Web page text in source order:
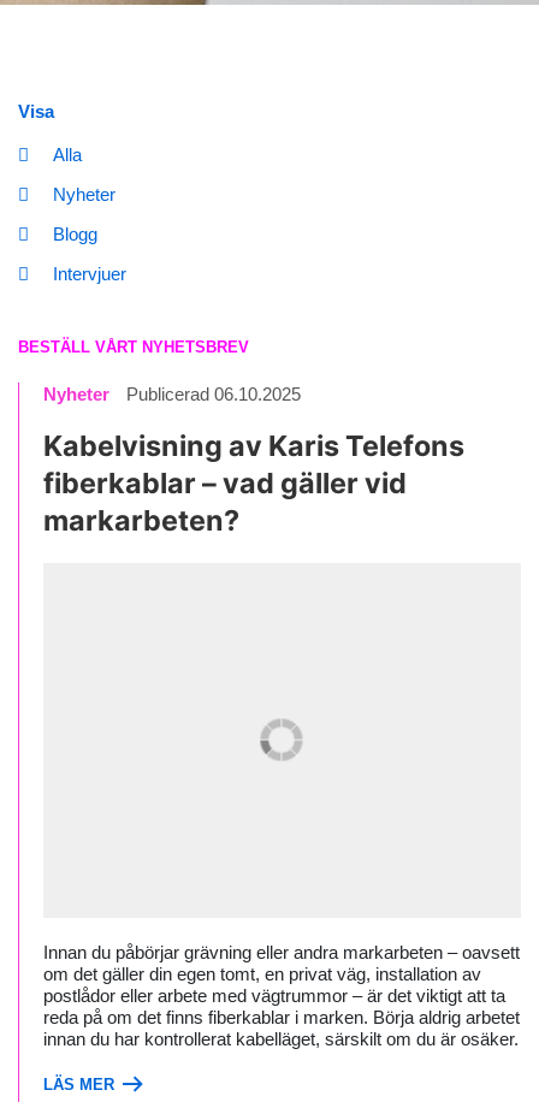
Visa
Alla
Nyheter
Blogg
Intervjuer
BESTÄLL VÅRT NYHETSBREV
Nyheter Publicerad 06.10.2025
Kabelvisning av Karis Telefons
fiberkablar – vad gäller vid
markarbeten?
Innan du påbörjar grävning eller andra markarbeten – oavsett
om det gäller din egen tomt, en privat väg, installation av
postlådor eller arbete med vägtrummor – är det viktigt att ta
reda på om det finns fiberkablar i marken. Börja aldrig arbetet
innan du har kontrollerat kabelläget, särskilt om du är osäker.
LÄS MER